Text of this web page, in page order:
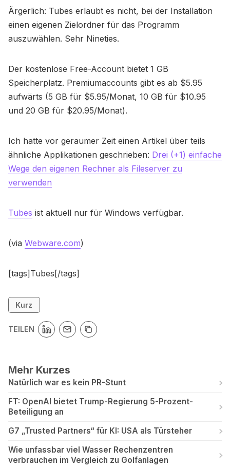
Ärgerlich: Tubes erlaubt es nicht, bei der Installation
einen eigenen Zielordner für das Programm
auszuwählen. Sehr Nineties.
Der kostenlose Free-Account bietet 1 GB
Speicherplatz. Premiumaccounts gibt es ab $5.95
aufwärts (5 GB für $5.95/Monat, 10 GB für $10.95
und 20 GB für $20.95/Monat).
Ich hatte vor geraumer Zeit einen Artikel über teils
ähnliche Applikationen geschrieben: Drei (+1) einfache
Wege den eigenen Rechner als Fileserver zu
verwenden
Tubes ist aktuell nur für Windows verfügbar.
(via Webware.com)
[tags]Tubes[/tags]
Kurz
TEILEN
Mehr Kurzes
Natürlich war es kein PR-Stunt
FT: OpenAI bietet Trump-Regierung 5-Prozent-
Beteiligung an
G7 „Trusted Partners“ für KI: USA als Türsteher
Wie unfassbar viel Wasser Rechenzentren
verbrauchen im Vergleich zu Golfanlagen